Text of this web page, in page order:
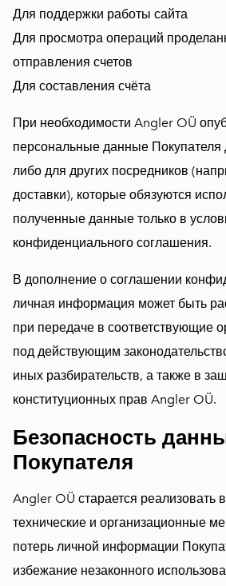
Для поддержки работы сайта
Для просмотра операций
отправления счетов
Для составления счёта
При необходимости Angler OÜ
персональные данные Покупателя
либо для других посредников
доставки), которые обязуются
полученные данные только в
конфиденциального соглашения.
В дополнение о соглашении
личная информация может быть
при передаче в соответствующие
под действующим
иных разбирательств, а также в
конституционных прав Angler OÜ.
Безопасность
Покупателя
Angler OÜ старается реализовать
технические и организационные
потерь личной информации
избежание незаконного